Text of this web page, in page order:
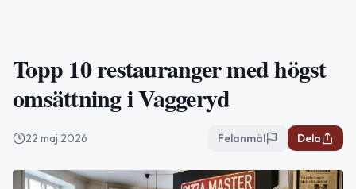
Topp 10 restauranger med högst
omsättning i Vaggeryd
22 maj 2026 Felanmäl Dela